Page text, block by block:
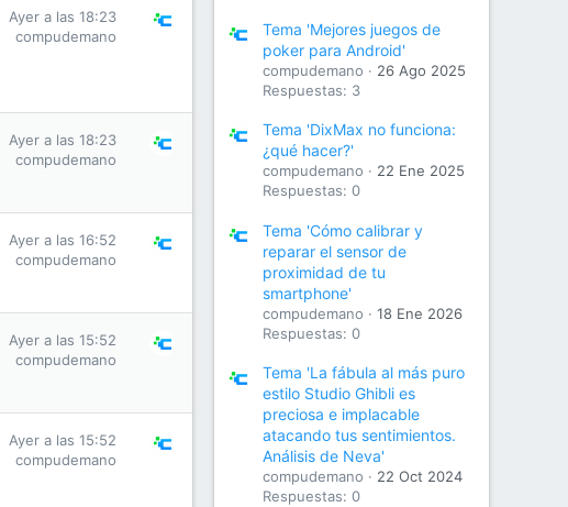
Ayer a las 18:23
compudemano
Ayer a las 18:23
compudemano
Ayer a las 16:52
compudemano
Ayer a las 15:52
compudemano
Ayer a las 15:52
compudemano
Tema 'Mejores juegos de
poker para Android'
compudemano
26 Ago 2025
Respuestas: 3
Tema 'DixMax no funciona:
¿qué hacer?'
compudemano
22 Ene 2025
Respuestas: 0
Tema 'Cómo calibrar y
reparar el sensor de
proximidad de tu
smartphone'
compudemano
18 Ene 2026
Respuestas: 0
Tema 'La fábula al más puro
estilo Studio Ghibli es
preciosa e implacable
atacando tus sentimientos.
Análisis de Neva'
compudemano
22 Oct 2024
Respuestas: 0